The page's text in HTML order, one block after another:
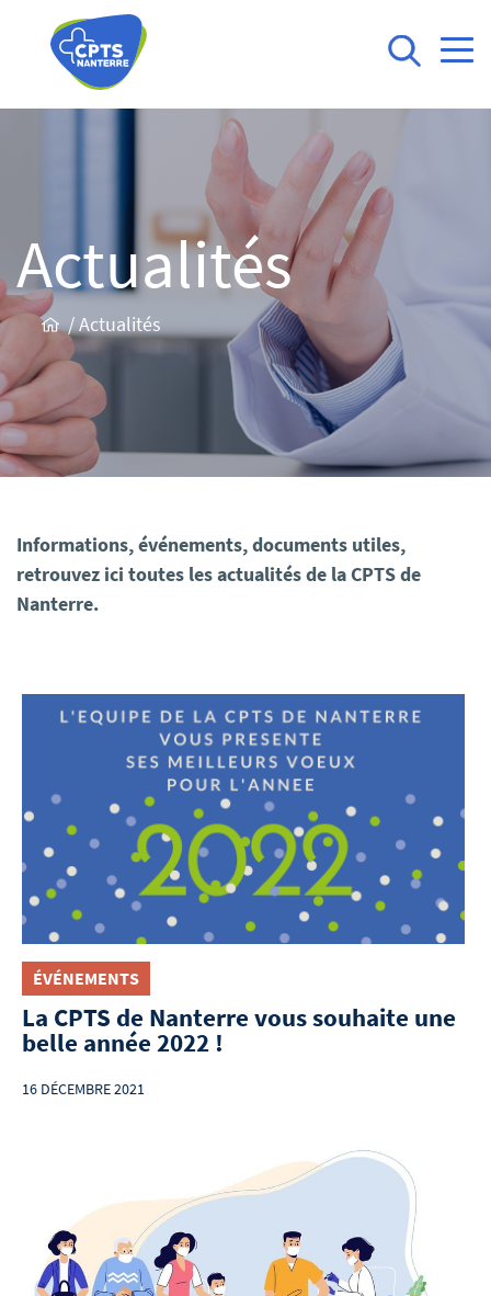
Actualités
/Actualités
Informations, événements, documents utiles,
retrouvez ici toutes les actualités de la CPTS de
Nanterre.
ÉVÉNEMENTS
La CPTS de Nanterre vous souhaite une
belle année 2022 !
16 DÉCEMBRE 2021